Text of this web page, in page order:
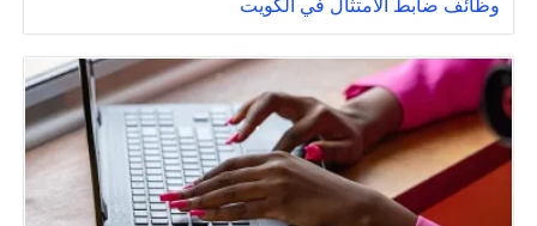
وظائف ضابط الامتثال في الكويت